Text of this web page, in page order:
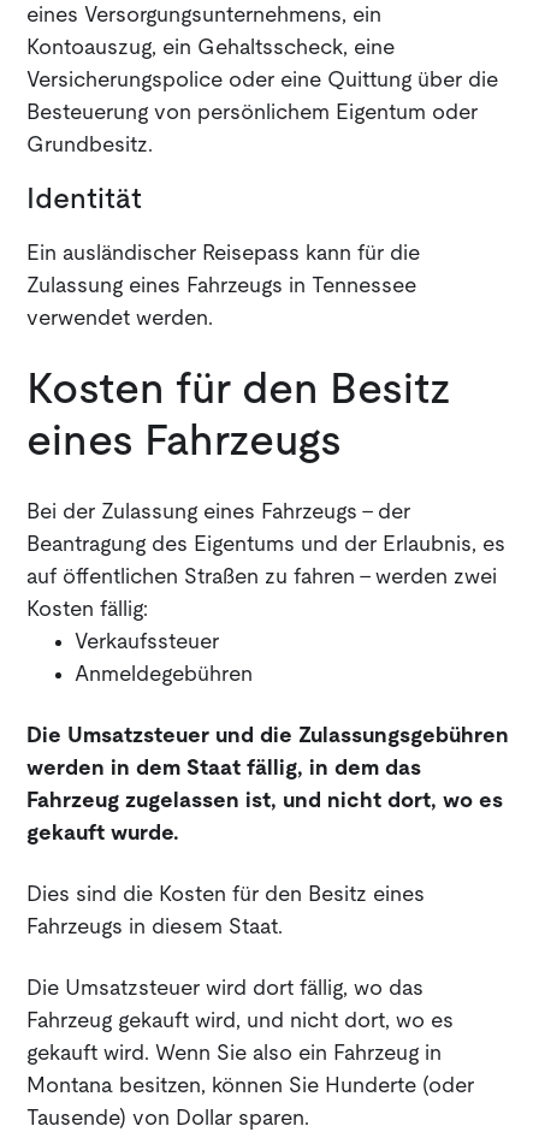
eines Versorgungsunternehmens, ein
Kontoauszug, ein Gehaltsscheck, eine
Versicherungspolice oder eine Quittung über die
Besteuerung von persönlichem Eigentum oder
Grundbesitz.
Identität
Ein ausländischer Reisepass kann für die
Zulassung eines Fahrzeugs in Tennessee
verwendet werden.
Kosten für den Besitz
eines Fahrzeugs
Bei der Zulassung eines Fahrzeugs - der
Beantragung des Eigentums und der Erlaubnis, es
auf öffentlichen Straßen zu fahren - werden zwei
Kosten fällig:
Verkaufssteuer
Anmeldegebühren
Die Umsatzsteuer und die Zulassungsgebühren
werden in dem Staat fällig, in dem das
Fahrzeug zugelassen ist, und nicht dort, wo es
gekauft wurde.
Dies sind die Kosten für den Besitz eines
Fahrzeugs in diesem Staat.
Die Umsatzsteuer wird dort fällig, wo das
Fahrzeug gekauft wird, und nicht dort, wo es
gekauft wird. Wenn Sie also ein Fahrzeug in
Montana besitzen, können Sie Hunderte (oder
Tausende) von Dollar sparen.